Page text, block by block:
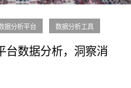
台数据分析，洞察消
据分析平台 数据分析工具